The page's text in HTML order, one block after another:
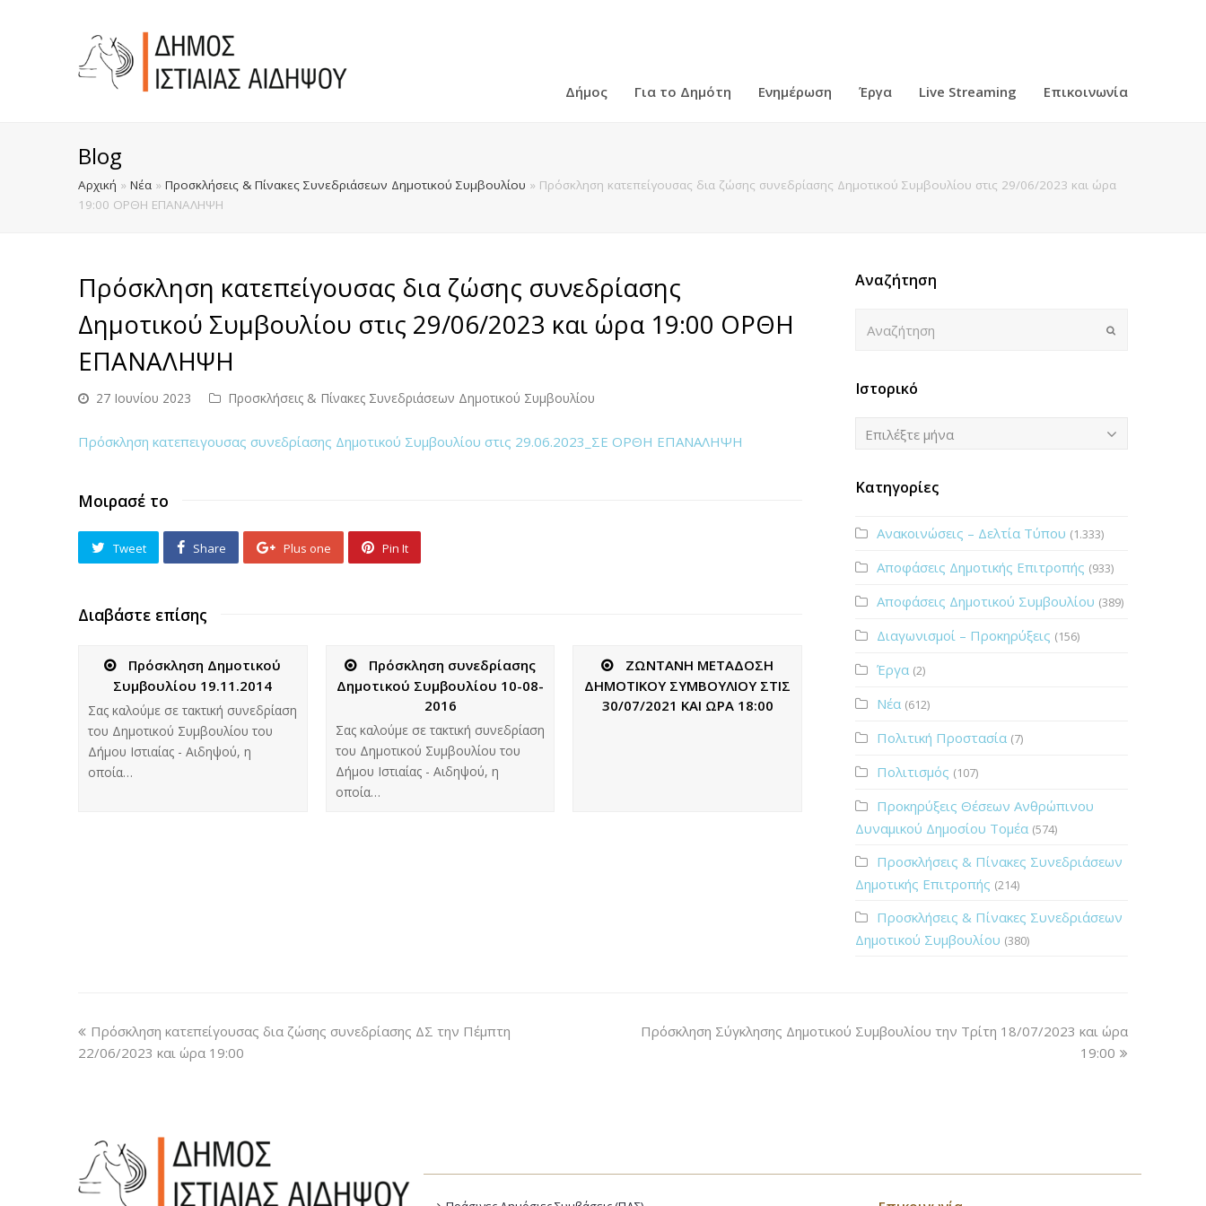
Δήμος Για το Δημότη Ενημέρωση Έργα Live Streaming Επικοινωνία
Blog
Αρχική » Νέα » Προσκλήσεις & Πίνακες Συνεδριάσεων Δημοτικού Συμβουλίου » Πρόσκληση κατεπείγουσας δια ζώσης συνεδρίασης Δημοτικού Συμβουλίου στις 29/06/2023 και ώρα
19:00 ΟΡΘΗ ΕΠΑΝΑΛΗΨΗ
Πρόσκληση κατεπείγουσας δια ζώσης συνεδρίασης
Δημοτικού Συμβουλίου στις 29/06/2023 και ώρα 19:00 ΟΡΘΗ
ΕΠΑΝΑΛΗΨΗ
27 Ιουνίου 2023 Προσκλήσεις & Πίνακες Συνεδριάσεων Δημοτικού Συμβουλίου
Πρόσκληση κατεπειγουσας συνεδρίασης Δημοτικού Συμβουλίου στις 29.06.2023_ΣΕ ΟΡΘΗ ΕΠΑΝΑΛΗΨΗ
Μοιρασέ το
Tweet Share Plus one Pin It
Διαβάστε επίσης
Πρόσκληση Δημοτικού
Συμβουλίου 19.11.2014
Σας καλούμε σε τακτική συνεδρίαση
του Δημοτικού Συμβουλίου του
Δήμου Ιστιαίας - Αιδηψού, η
οποία…
Πρόσκληση συνεδρίασης
Δημοτικού Συμβουλίου 10-08-
2016
Σας καλούμε σε τακτική συνεδρίαση
του Δημοτικού Συμβουλίου του
Δήμου Ιστιαίας - Αιδηψού, η
οποία…
ΖΩΝΤΑΝΗ ΜΕΤΑΔΟΣΗ
ΔΗΜΟΤΙΚΟΥ ΣΥΜΒΟΥΛΙΟΥ ΣΤΙΣ
30/07/2021 ΚΑΙ ΩΡΑ 18:00
Αναζήτηση
Ιστορικό
Ιστορικό
Επιλέξτε μήνα
Κατηγορίες
Ανακοινώσεις – Δελτία Τύπου (1.333)
Αποφάσεις Δημοτικής Επιτροπής (933)
Αποφάσεις Δημοτικού Συμβουλίου (389)
Διαγωνισμοί – Προκηρύξεις (156)
Έργα (2)
Νέα (612)
Πολιτική Προστασία (7)
Πολιτισμός (107)
Προκηρύξεις Θέσεων Ανθρώπινου
Δυναμικού Δημοσίου Τομέα (574)
Προσκλήσεις & Πίνακες Συνεδριάσεων
Δημοτικής Επιτροπής (214)
Προσκλήσεις & Πίνακες Συνεδριάσεων
Δημοτικού Συμβουλίου (380)
Πρόσκληση κατεπείγουσας δια ζώσης συνεδρίασης ΔΣ την Πέμπτη
22/06/2023 και ώρα 19:00
Πρόσκληση Σύγκλησης Δημοτικού Συμβουλίου την Τρίτη 18/07/2023 και ώρα
19:00